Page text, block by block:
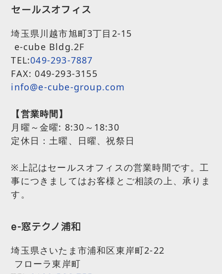
セールスオフィス
埼玉県川越市旭町3丁目2-15
e-cube Bldg.2F
TEL:049-293-7887
FAX: 049-293-3155
info@e-cube-group.com
【営業時間】
月曜～金曜: 8:30～18:30
定休日：土曜、日曜、祝祭日
※上記はセールスオフィスの営業時間です。工
事につきましてはお客様とご相談の上、承りま
す。
e-窓テクノ浦和
埼玉県さいたま市浦和区東岸町2-22
フローラ東岸町